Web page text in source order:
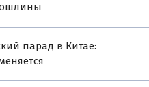
парад в Китае: